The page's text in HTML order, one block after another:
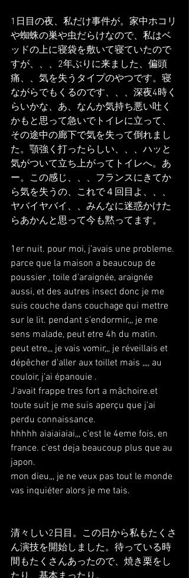
1日目の夜、私だけ事件が。家中ホコリ
や蜘蛛の巣や虫だらけなので、私はベ
ッドの上に寝袋を敷いて寝ていたので
すが、、、2年ぶりに来ました、偏頭
痛、、気を失うタイプのやつです。寝
ながらでもくるのです、、、深夜4時く
らいかな、あ、なんか気持ち悪い吐く
かもと思って急いでトイレに立って、
その途中の廊下で気を失って倒れまし
た。顎強く打ったらしい、、、ハッと
気がついて立ち上がってトイレへ。あ
ー。この感じ、、、フランスにきてか
ら気を失うの、これで４回目よ、、、
ヤバイヤバイ、、みんなに迷惑かけた
らあかんと思って今も黙ってます。
1er nuit. pour moi, j'avais une probleme.
parce que la maison a beaucoup de
poussier , toile d'araignée, araignée
aussi, et des autres insect donc je me
suis couche dans couchage qui mettre
sur le lit. pendant s'endormir,,, je me
sens malade, peut etre 4h du matin.
peut etre,,, je vais vomir,,, je réveillais et
dépêcher d'aller aux toillet mais ,,,, au
couloir, j'ai épanouie .
J'avait frappe tres fort a mâchoire.et
toute suit je me suis aperçu que j'ai
perdu connaissance.
hhhhh aiaiaiaiai,,, c'est le 4eme fois, en
france. c'est deja beaucoup plus que au
japon.
mon dieu,,, je ne veux pas tout le monde
vas inquiéter alors je me tais.
清々しい2日目。この日から私もたくさ
ん演技を開始しました。待っている時
間もたくさんあったので、焼き栗をし